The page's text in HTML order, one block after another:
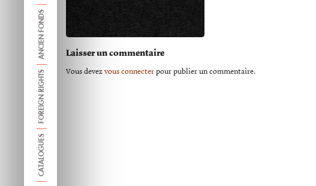
ANCIEN FONDS
FOREIGN RIGHTS
CATALOGUES
Laisser un commentaire
Vous devez vous connecter pour publier un commentaire.